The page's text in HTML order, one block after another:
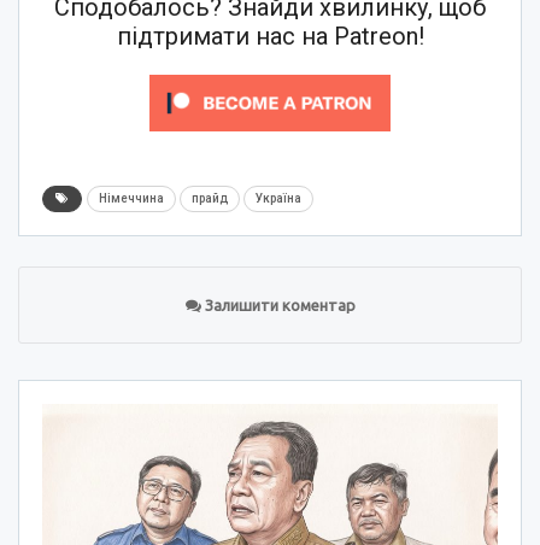
Сподобалось? Знайди хвилинку, щоб
підтримати нас на Patreon!
Німеччина прайд Україна
Залишити коментар